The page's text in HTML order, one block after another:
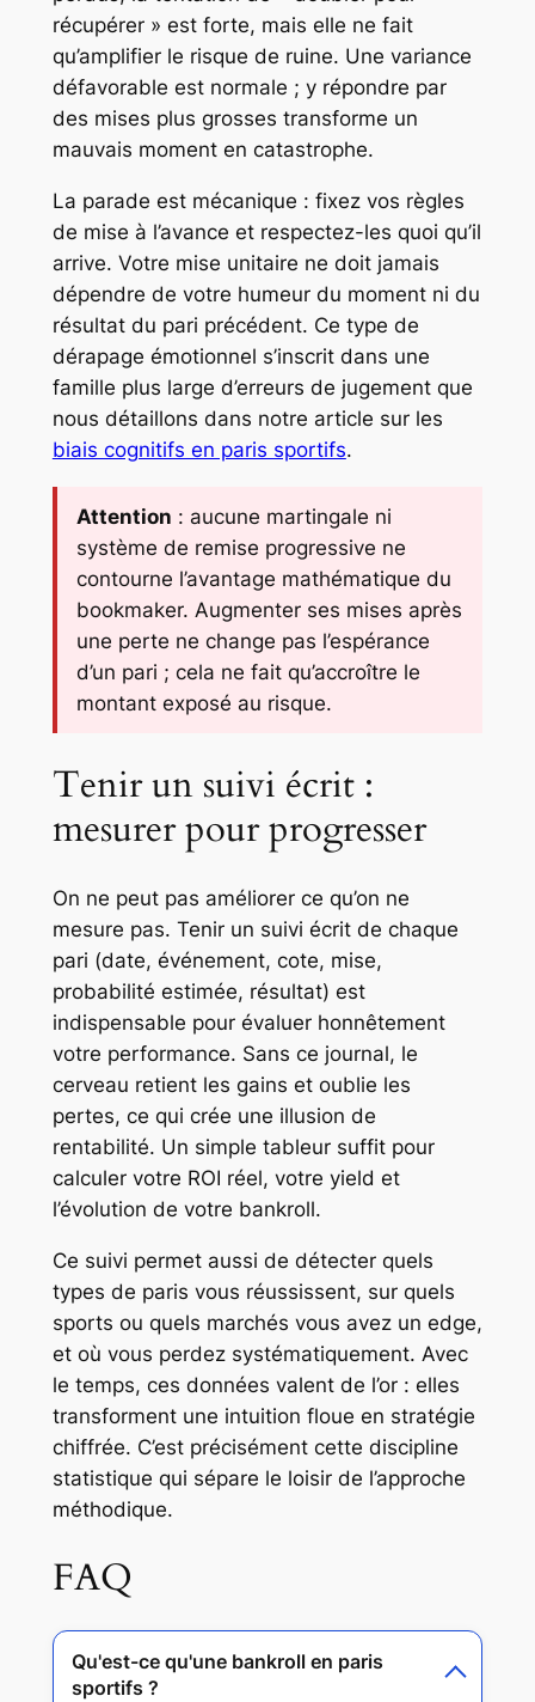
récupérer » est forte, mais elle ne fait
qu’amplifier le risque de ruine. Une variance
défavorable est normale ; y répondre par
des mises plus grosses transforme un
mauvais moment en catastrophe.
La parade est mécanique : fixez vos règles
de mise à l’avance et respectez-les quoi qu’il
arrive. Votre mise unitaire ne doit jamais
dépendre de votre humeur du moment ni du
résultat du pari précédent. Ce type de
dérapage émotionnel s’inscrit dans une
famille plus large d’erreurs de jugement que
nous détaillons dans notre article sur les
biais cognitifs en paris sportifs.
Attention : aucune martingale ni
système de remise progressive ne
contourne l’avantage mathématique du
bookmaker. Augmenter ses mises après
une perte ne change pas l’espérance
d’un pari ; cela ne fait qu’accroître le
montant exposé au risque.
Tenir un suivi écrit :
mesurer pour progresser
On ne peut pas améliorer ce qu’on ne
mesure pas. Tenir un suivi écrit de chaque
pari (date, événement, cote, mise,
probabilité estimée, résultat) est
indispensable pour évaluer honnêtement
votre performance. Sans ce journal, le
cerveau retient les gains et oublie les
pertes, ce qui crée une illusion de
rentabilité. Un simple tableur suffit pour
calculer votre ROI réel, votre yield et
l’évolution de votre bankroll.
Ce suivi permet aussi de détecter quels
types de paris vous réussissent, sur quels
sports ou quels marchés vous avez un edge,
et où vous perdez systématiquement. Avec
le temps, ces données valent de l’or : elles
transforment une intuition floue en stratégie
chiffrée. C’est précisément cette discipline
statistique qui sépare le loisir de l’approche
méthodique.
FAQ
Qu'est-ce qu'une bankroll en paris
sportifs ?